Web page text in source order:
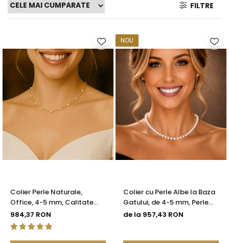
Seturi Perle cu Argint
Brățări cu Perle
Brose cu Perle
FILTRE
Colier Perle Naturale,
Office, 4-5 mm, Calitate
AAA, Aur 14K | KASKADDA®
984,37 RON
NOU
Colier cu Perle Albe la Baza
Gatului, de 4-5 mm, Perle
Rare, Calitate AAA+, Aur 14K
de la 957,43 RON